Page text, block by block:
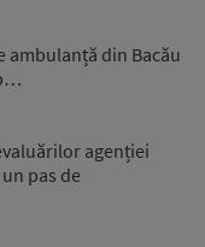
ambulanță din Bacău
agenției
pas de